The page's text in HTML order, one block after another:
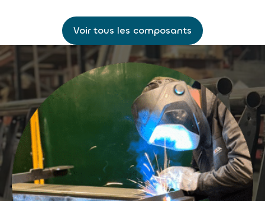
Voir tous les composants